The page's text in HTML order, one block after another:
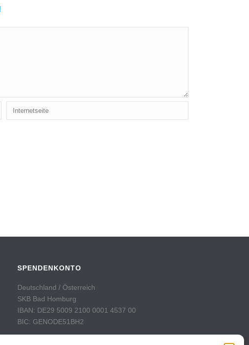
SPENDENKONTO
Deutschland / Österreich
SKB Bad Homburg
IBAN: DE29 5009 2100 0001 4537 00
BIC: GENODE51BH2